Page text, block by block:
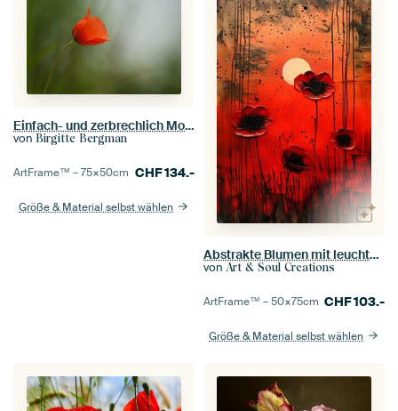
Einfach- und zerbrechlich Mohn in weicher Atmosphäre
von Birgitte Bergman
ArtFrame™ –75×50cm CHF134.-
Größe & Material selbst wählen
Abstrakte Blumen mit leuchtenden Farben
von Art & Soul Creations
ArtFrame™ –50×75cm CHF103.-
Größe & Material selbst wählen